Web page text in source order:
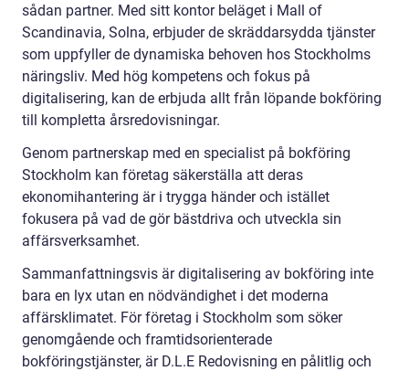
sådan partner. Med sitt kontor beläget i Mall of
Scandinavia, Solna, erbjuder de skräddarsydda tjänster
som uppfyller de dynamiska behoven hos Stockholms
näringsliv. Med hög kompetens och fokus på
digitalisering, kan de erbjuda allt från löpande bokföring
till kompletta årsredovisningar.
Genom partnerskap med en specialist på bokföring
Stockholm kan företag säkerställa att deras
ekonomihantering är i trygga händer och istället
fokusera på vad de gör bästdriva och utveckla sin
affärsverksamhet.
Sammanfattningsvis är digitalisering av bokföring inte
bara en lyx utan en nödvändighet i det moderna
affärsklimatet. För företag i Stockholm som söker
genomgående och framtidsorienterade
bokföringstjänster, är D.L.E Redovisning en pålitlig och